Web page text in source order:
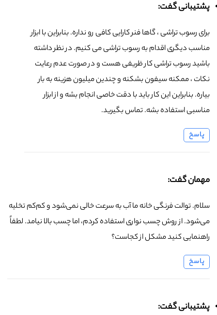
پشتیبانی گفت:
برای رسوب تراشی ، گاها فنر کارایی کافی رو نداره. بنابراین با ابزار
مناسب دیگری اقدام به رسوب تراشی می کنیم. در نظر داشته
باشید رسوب تراشی کار ظریفی هست و در صورت عدم رعایت
نکات ، ممکنه سیفون بشکنه و چندین میلیون هزینه به بار
بیاره. بنابراین این کار باید با دقت خاصی انجام بشه و از ابزار
مناسبی استفاده بشه. تماس بگیرید.
پاسخ
مهمان گفت:
سلام. توالت فرنگی خانه ما آب به سرعت خالی نمی‌شود و کم‌کم تخلیه
می‌شود. از روش چسب نواری استفاده کردم، اما چسب بالا نیامد. لطفاً
راهنمایی کنید مشکل از کجاست؟
پاسخ
پشتیبانی گفت: